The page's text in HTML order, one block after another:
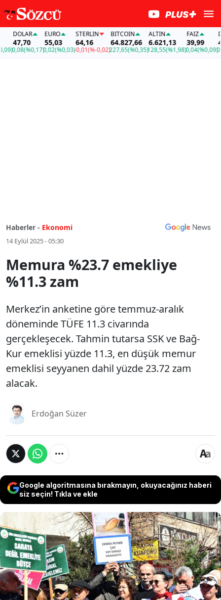
DOLAR
47,70
0,08(%0,17)
EURO
55,03
0,02(%0,03)
STERLIN
64,16
-0,01(%-0,02)
BITCOIN
64.827,66
227,65(%0,35)
ALTIN
6.621,13
128,55(%1,98)
FAİZ
39,99
0,04(%0,09)0,08
Haberler - Ekonomi
14 Eylül 2025 - 05:30
Memura %23.7 emekliye
%11.3 zam
Merkez’in anketine göre temmuz-aralık
döneminde TÜFE 11.3 civarında
gerçekleşecek. Tahmin tutarsa SSK ve Bağ-
Kur emeklisi yüzde 11.3, en düşük memur
emeklisi seyyanen dahil yüzde 23.72 zam
alacak.
Erdoğan Süzer
Google algoritmasına bırakmayın, okuyacağınız haberi
siz seçin! Tıkla ve ekle
Merkez’in anketine göre temmuz-aralık
döneminde TÜFE 11.3 civarında
gerçekleşecek. Tahmin tutarsa SSK ve Bağ-
Kur emeklisi yüzde 11.3, en düşük memur
emeklisi seyyanen dahil yüzde 23.72 zam